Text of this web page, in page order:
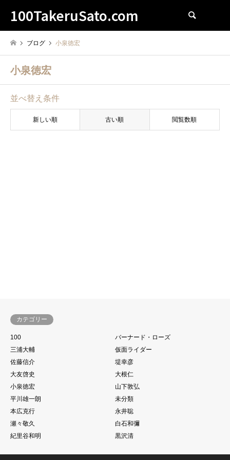
100TakeruSato.com
ブログ 小泉徳宏
小泉徳宏
並べ替え条件
新しい順 古い順 閲覧数順
カテゴリー
100
バーナード・ローズ
三浦大輔
仮面ライダー
佐藤信介
堤幸彦
大友啓史
大根仁
小泉徳宏
山下敦弘
平川雄一朗
未分類
本広克行
永井聡
瀬々敬久
白石和彌
紀里谷和明
黒沢清